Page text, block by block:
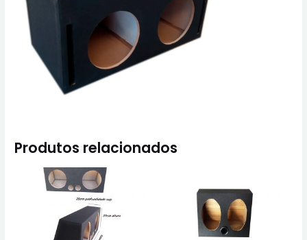
Produtos relacionados